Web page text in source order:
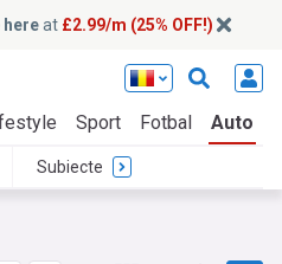
hereat £2.99/m (25% OFF!)
Sport Fotbal Auto
Subiecte